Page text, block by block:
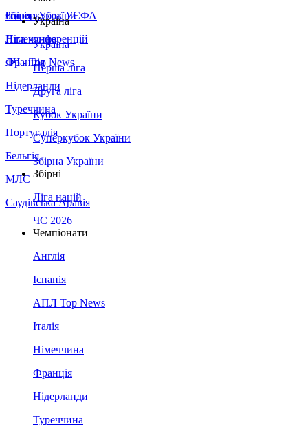
Збірна України
Італія
Німеччина
Франція
Нідерланди
Туреччина
Португалія
Бельгія
МЛС
Саудівська Аравія
Суперкубок УЄФА
Ліга конференцій
ЛЧ - Top News
Україна
Україна
Перша ліга
Друга ліга
Кубок України
Суперкубок України
Збірна України
Збірні
Ліга націй
ЧС 2026
Чемпіонати
Англія
Іспанія
АПЛ Top News
Італія
Німеччина
Франція
Нідерланди
Туреччина